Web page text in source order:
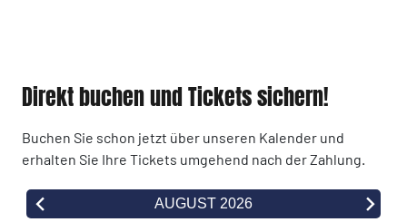
Direkt buchen und Tickets sichern!
Buchen Sie schon jetzt über unseren Kalender und
erhalten Sie Ihre Tickets umgehend nach der Zahlung.
AUGUST 2026